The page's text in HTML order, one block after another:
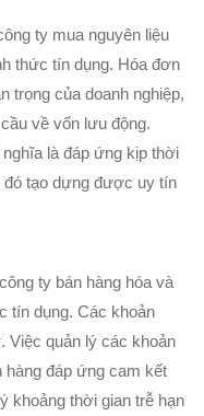
ty mua nguyên liệu
thức tín dụng. Hóa đơn
trọng của doanh nghiệp,
về vốn lưu động.
là đáp ứng kịp thời
tạo dựng được uy tín
ty bán hàng hóa và
tín dụng. Các khoản
Việc quản lý các khoản
hàng đáp ứng cam kết
khoảng thời gian trễ hạn